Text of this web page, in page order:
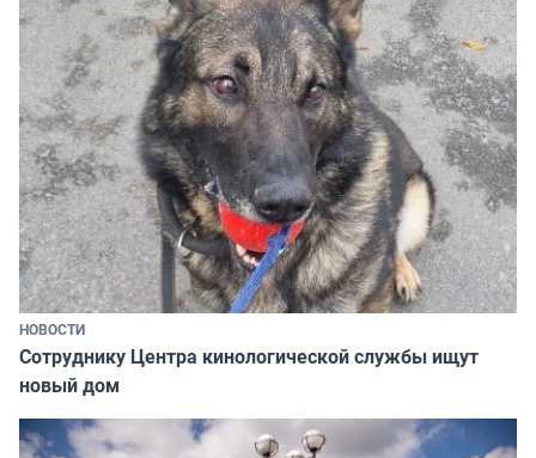
НОВОСТИ
Сотруднику Центра кинологической службы ищут
новый дом